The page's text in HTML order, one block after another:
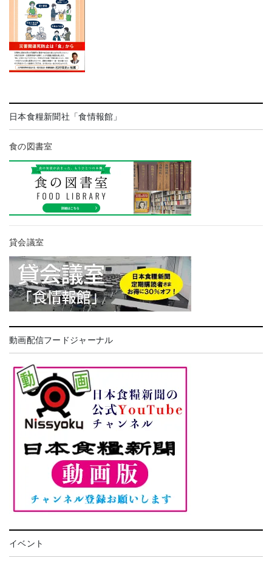
日本食糧新聞社「食情報館」
食の図書室
貸会議室
動画配信フードジャーナル
イベント